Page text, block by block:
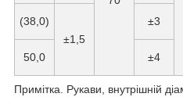
(38,0)
±1,5
±3
50,0 ±4
Примітка. Рукави, внутрішній